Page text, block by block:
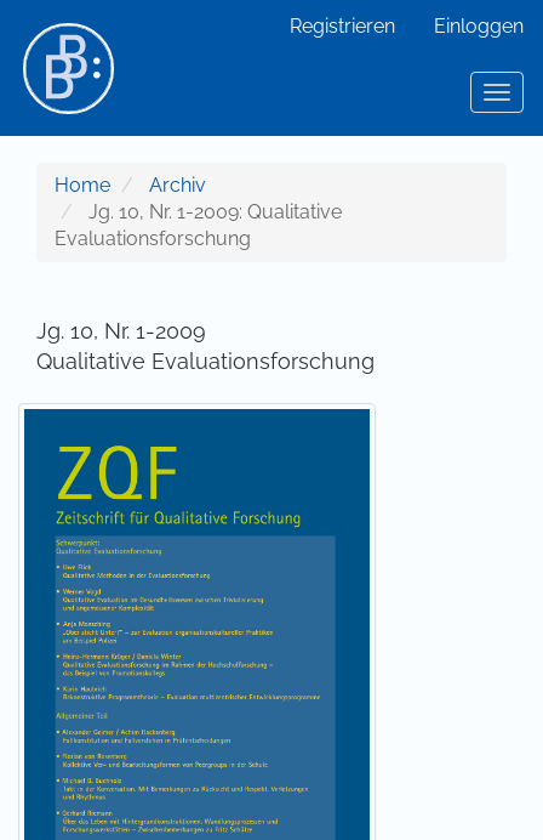
Hauptinhalt
Sidebar
Registrieren Einloggen
Home
Archiv
Jg. 10, Nr. 1-2009: Qualitative
Evaluationsforschung
Jg. 10, Nr. 1-2009
Qualitative Evaluationsforschung